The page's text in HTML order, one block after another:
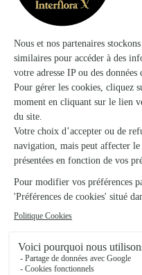
Lourdes
★★★
4.4 (19)
Voir la boutique
Carrement Fleurs
★★ ★★★4.5 (220)
70 bis, avenue Alsace Lorraine